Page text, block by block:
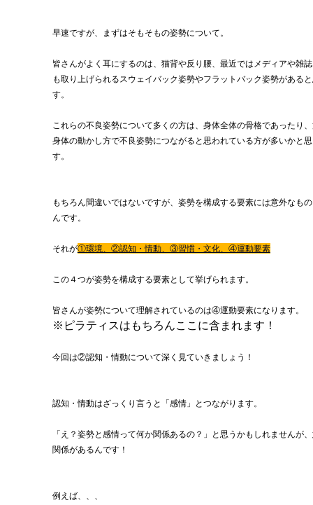
早速ですが、まずはそもそもの姿勢について。
皆さんがよく耳にするのは、猫背や反り腰、最近ではメディアや雑
も取り上げられるスウェイバック姿勢やフラットバック姿勢がある
す。
これらの不良姿勢について多くの方は、身体全体の骨格であったり
身体の動かし方で不良姿勢につながると思われている方が多いかと
す。
もちろん間違いではないですが、姿勢を構成する要素には意外なも
んです。
それが①環境、②認知・情動、③習慣・文化、④運動要素
この４つが姿勢を構成する要素として挙げられます。
皆さんが姿勢について理解されているのは④運動要素になります。
※ピラティスはもちろんここに含まれます！
今回は②認知・情動について深く見ていきましょう！
認知・情動はざっくり言うと「感情」とつながります。
「え？姿勢と感情って何か関係あるの？」と思うかもしれませんが
関係があるんです！
例えば、、、